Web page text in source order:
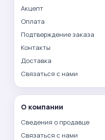
Акцепт
Оплата
Подтверждение заказа
Контакты
Доставка
Связаться с нами
О компании
Сведения о продавце
Связаться с нами